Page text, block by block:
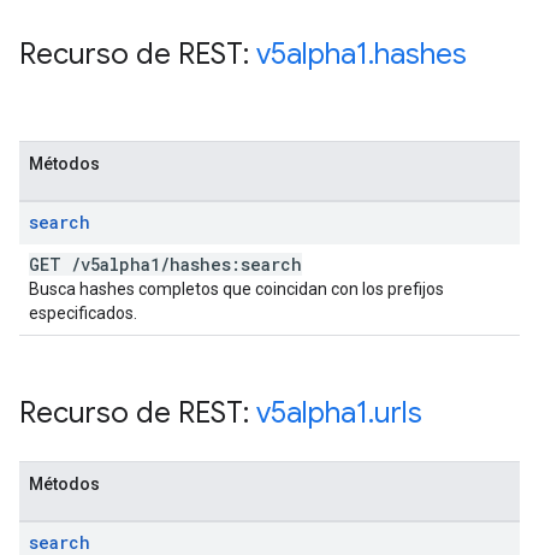
Recurso de REST: v5alpha1.hashes
Métodos
search
GET /v5alpha1 /hashes:search
Busca hashes completos que coincidan con los prefijos
especificados.
Recurso de REST: v5alpha1.urls
Métodos
search